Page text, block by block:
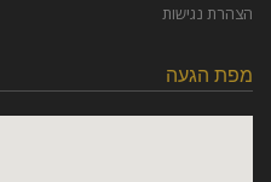
הצהרת נגישות
מפת הגעה